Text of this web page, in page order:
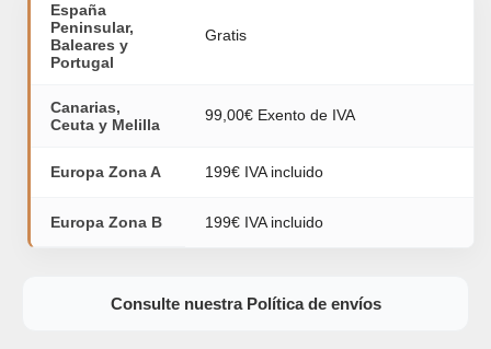
España
Peninsular,
Baleares y
Portugal
Gratis
Canarias,
Ceuta y Melilla
99,00€ Exento de IVA
Europa Zona A 199€ IVA incluido
Europa Zona B 199€ IVA incluido
Consulte nuestra Política de envíos